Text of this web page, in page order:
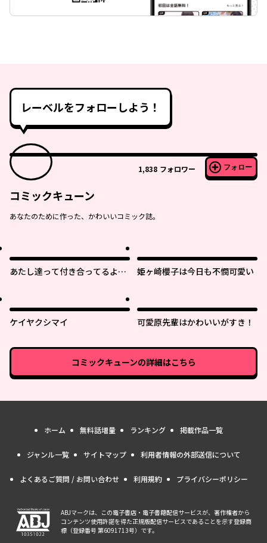
レーベルをフォローしよう！
1,838 フォロワー フォロー
コミックキューン
あなたのために作った、かわいいコミック誌。
あたし達って付き合ってるよ
姫ヶ崎櫻子は今日も不憫可愛い
ケイヤクシマイ 可愛原先輩はかわいいがすき！
コミックキューンの詳細はこちら
ホーム 無料話増量 ランキング 掲載作品一覧
ジャンル一覧 サイトマップ 利用者情報の外部送信について
よくあるご質問 / お問い合わせ 利用規約 プライバシーポリシー
ABJマークは、この電子書店・電子書籍配信サービスが、著作権者から
コンテンツ使用許諾を得た正規版配信サービスであることを示す登録商
標（登録番号 第6091713号）です。